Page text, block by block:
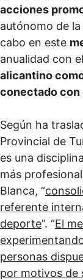
acciones
autónomo de
cabo en este
anualidad con
alicantino
conectado con
Según ha
Provincial de
es una
más
Blanca, “
referente
deporte”. “El
personas
por motivos de